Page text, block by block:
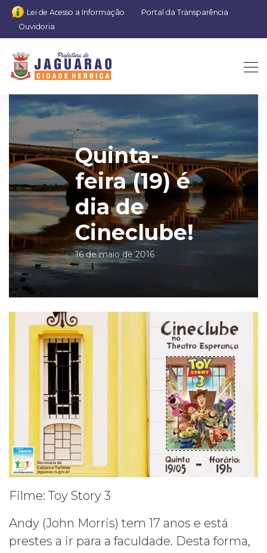
Lei de Acesso a Informação
Portal da Transparência
Ouvidoria
Quinta-
feira (19) é
dia de
Cineclube!
16 de maio de 2016
Filme: Toy Story 3
Andy (John Morris) tem 17 anos e está
prestes a ir para a faculdade. Desta forma,